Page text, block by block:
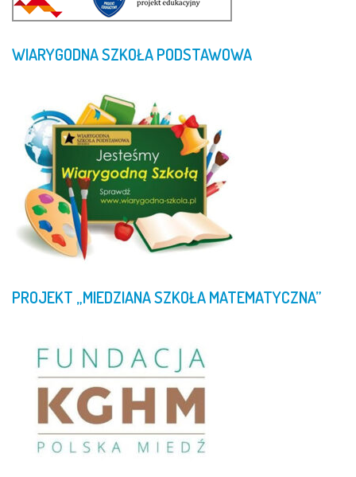
WIARYGODNASZKOŁAPODSTAWOWA
PROJEKT „MIEDZIANASZKOŁAMATEMATYCZNA”